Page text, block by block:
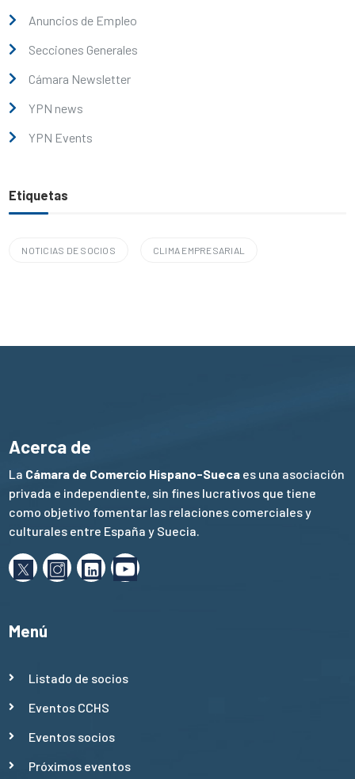
Anuncios de Empleo
Secciones Generales
Cámara Newsletter
YPN news
YPN Events
Etiquetas
NOTICIAS DE SOCIOS CLIMA EMPRESARIAL
Acerca de
La Cámara de Comercio Hispano-Sueca es una asociación
privada e independiente, sin fines lucrativos que tiene
como objetivo fomentar las relaciones comerciales y
culturales entre España y Suecia.
Menú
Listado de socios
Eventos CCHS
Eventos socios
Próximos eventos